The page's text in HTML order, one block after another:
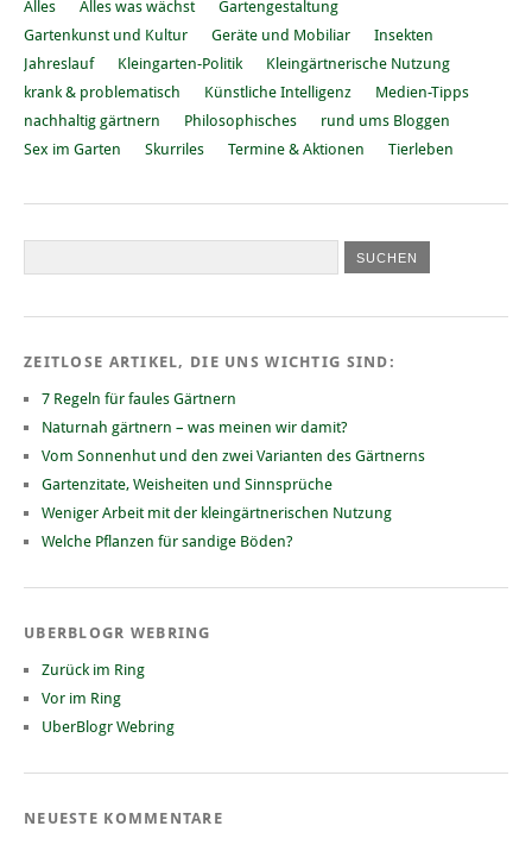
Alles Alles was wächst
Gartengestaltung
Gartenkunst und Kultur
Geräte und Mobiliar
Insekten
Jahreslauf
Kleingarten-Politik
Kleingärtnerische Nutzung
krank & problematisch
Künstliche Intelligenz
Medien-Tipps
nachhaltig gärtnern
Philosophisches
rund ums Bloggen
Sex im Garten
Skurriles Termine & Aktionen Tierleben
ZEITLOSE ARTIKEL, DIE UNS WICHTIG SIND:
7 Regeln für faules Gärtnern
Naturnah gärtnern – was meinen wir damit?
Vom Sonnenhut und den zwei Varianten des Gärtnerns
Gartenzitate, Weisheiten und Sinnsprüche
Weniger Arbeit mit der kleingärtnerischen Nutzung
Welche Pflanzen für sandige Böden?
UBERBLOGR WEBRING
Zurück im Ring
Vor im Ring
UberBlogr Webring
NEUESTE KOMMENTARE